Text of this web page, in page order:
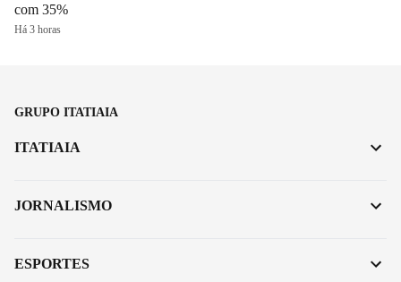
com 35%
Há 3 horas
GRUPO ITATIAIA
ITATIAIA
JORNALISMO
ESPORTES